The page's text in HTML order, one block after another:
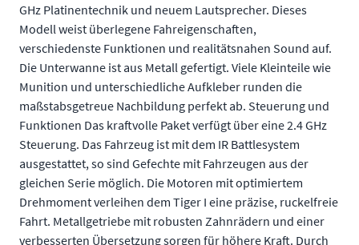
GHz Platinentechnik und neuem Lautsprecher. Dieses
Modell weist überlegene Fahreigenschaften,
verschiedenste Funktionen und realitätsnahen Sound auf.
Die Unterwanne ist aus Metall gefertigt. Viele Kleinteile wie
Munition und unterschiedliche Aufkleber runden die
maßstabsgetreue Nachbildung perfekt ab. Steuerung und
Funktionen Das kraftvolle Paket verfügt über eine 2.4 GHz
Steuerung. Das Fahrzeug ist mit dem IR Battlesystem
ausgestattet, so sind Gefechte mit Fahrzeugen aus der
gleichen Serie möglich. Die Motoren mit optimiertem
Drehmoment verleihen dem Tiger I eine präzise, ruckelfreie
Fahrt. Metallgetriebe mit robusten Zahnrädern und einer
verbesserten Übersetzung sorgen für höhere Kraft. Durch